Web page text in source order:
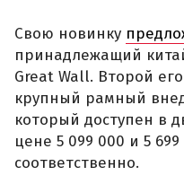
Свою новинку
принадлежащий
Great Wall. Второй
крупный рамный
который доступен в
цене 5 099 000 и 5
соответственно.